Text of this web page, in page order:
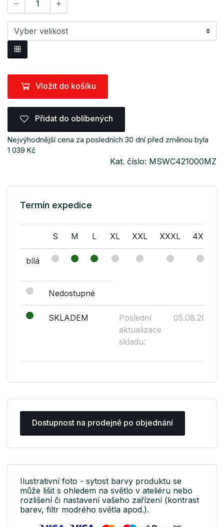
Vložit do košíku
Přidat do oblíbených
Nejvýhodnější cena za posledních 30 dní před změnou byla
1 039 Kč
Kat. číslo: MSWC421000MZ
Termín expedice
S M L XL XXL XXXL 4XL
bílá
Nedostupné
SKLADEM
Poslední
aktualizace
skladu:
05.08.2026
Dostupnost na prodejně po objednání
Ilustrativní foto - sytost barvy produktu se
může lišit s ohledem na světlo v ateliéru nebo
rozlišení či nastavení vašeho zařízení (kontrast
barev, filtr modrého světla apod.).